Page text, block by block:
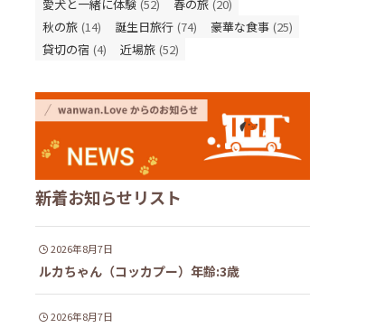
愛犬と一緒に体験 (52) 春の旅 (20)
秋の旅 (14) 誕生日旅行 (74) 豪華な食事 (25)
貸切の宿 (4) 近場旅 (52)
新着お知らせリスト
2026年8月7日
ルカちゃん（コッカプー）年齢:3歳
2026年8月7日